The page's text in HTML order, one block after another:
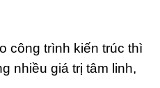
công trình kiến trúc thì
nhiều giá trị tâm linh,